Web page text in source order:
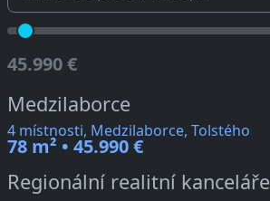
45.990 €
Medzilaborce
4 místnosti, Medzilaborce, Tolstého
78 m² • 45.990 €
Regionální realitní kanceláře